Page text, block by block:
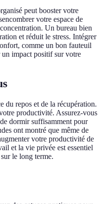
peut booster votre
votre espace de
Un bureau bien
et réduit le stress. Intégrer
comme un bon fauteuil
impact positif sur votre
du repos et de la récupération.
productivité. Assurez-vous
dormir suffisamment pour
ont montré que même de
votre productivité de
et la vie privée est essentiel
le long terme.